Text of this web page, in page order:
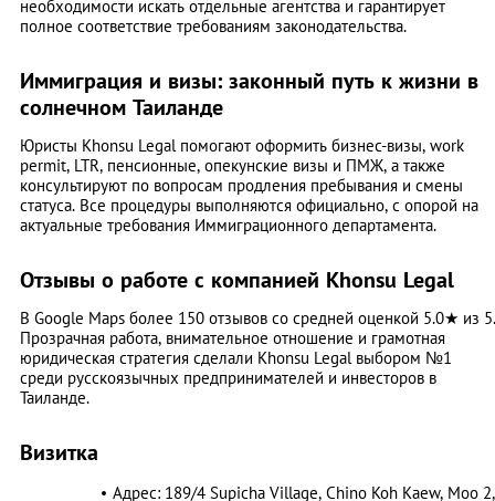
необходимости искать отдельные агентства и гарантирует
полное соответствие требованиям законодательства.
Иммиграция и визы: законный путь к жизни в
солнечном Таиланде
Юристы Khonsu Legal помогают оформить бизнес-визы, work
permit, LTR, пенсионные, опекунские визы и ПМЖ, а также
консультируют по вопросам продления пребывания и смены
статуса. Все процедуры выполняются официально, с опорой на
актуальные требования Иммиграционного департамента.
Отзывы о работе с компанией Khonsu Legal
В Google Maps более 150 отзывов со средней оценкой 5.0★ из 5.
Прозрачная работа, внимательное отношение и грамотная
юридическая стратегия сделали Khonsu Legal выбором №1
среди русскоязычных предпринимателей и инвесторов в
Таиланде.
Визитка
Адрес: 189/4 Supicha Village, Chino Koh Kaew, Moo 2,